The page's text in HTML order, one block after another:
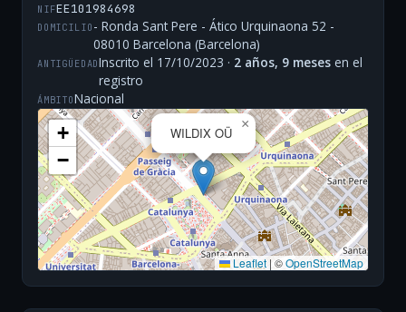
NIFEE101984698
DOMICILIO - Ronda Sant Pere - Ático Urquinaona 52 -
08010 Barcelona (Barcelona)
ANTIGÜEDADInscrito el 17/10/2023 · 2 años, 9 meses en el
registro
ÁMBITONacional
WILDIX OÜ
×
+
−
Leaflet | ©OpenStreetMap